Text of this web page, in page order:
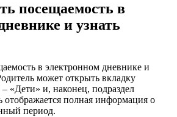
посещаемость в
и узнать
в электронном дневнике и
может открыть вкладку
«Дети» и, наконец, подраздел
отображается полная информация о
период.